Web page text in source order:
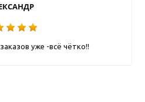
уже -всё чётко!!